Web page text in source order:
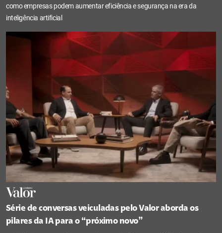
como empresas podem aumentar eficiência e segurança na era da
inteligência artificial
Série de conversas veiculadas pelo Valor aborda os
pilares da IA para o “próximo novo”